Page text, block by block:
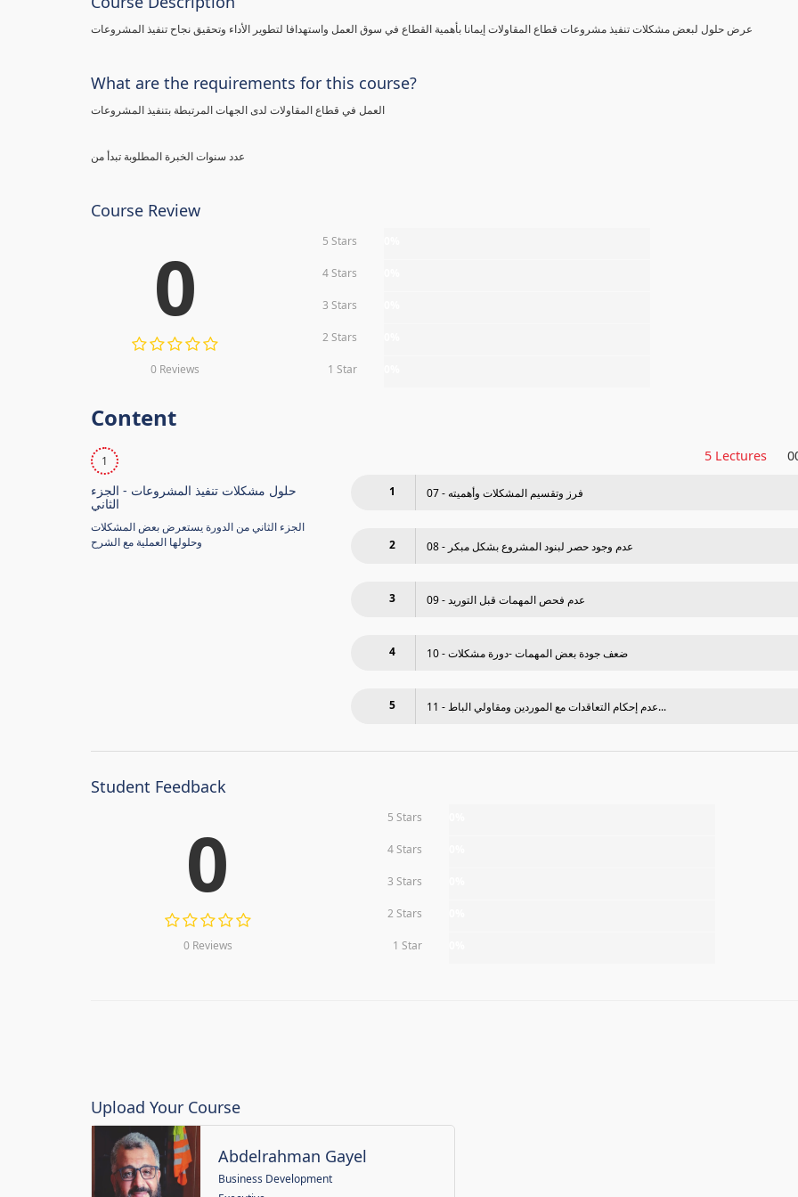
عرض حلول لبعض مشكلات تنفيذ مشروعات قطاع المقاولات إيمانا بأهمية القطاع في سوق العمل واستهدافا لتطوير الأداء وتحقيق نجاح تنفيذ المشروعات
What are the requirements for this course?
عدد سنوات الخبرة المطلوبة تبدأ من
Course Review
0
0 Reviews
5 Stars
4 Stars
3 Stars
2 Stars
1 Star
Content
1 5 Lectures
حلول مشكلات تنفيذ المشروعات - الجزء
الثاني
الجزء الثاني من الدورة يستعرض بعض المشكلات
وحلولها العملية مع الشرح
1 07 - فرز وتقسيم المشكلات وأهميته
2 08 - عدم وجود حصر لبنود المشروع بشكل مبكر
3 09 - عدم فحص المھمات قبل التوريد
4 10 - ضعف جودة بعض المھمات -دورة مشكلات
5 11 - عدم إحكام التعاقدات مع الموردين ومقاولي الباط...
Student Feedback
0
0 Reviews
5 Stars
4 Stars
3 Stars
2 Stars
1 Star
Upload Your Course
Abdelrahman Gayel
Business Development